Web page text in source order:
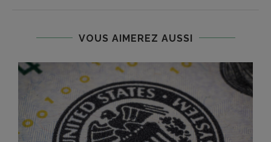
VOUS AIMEREZ AUSSI